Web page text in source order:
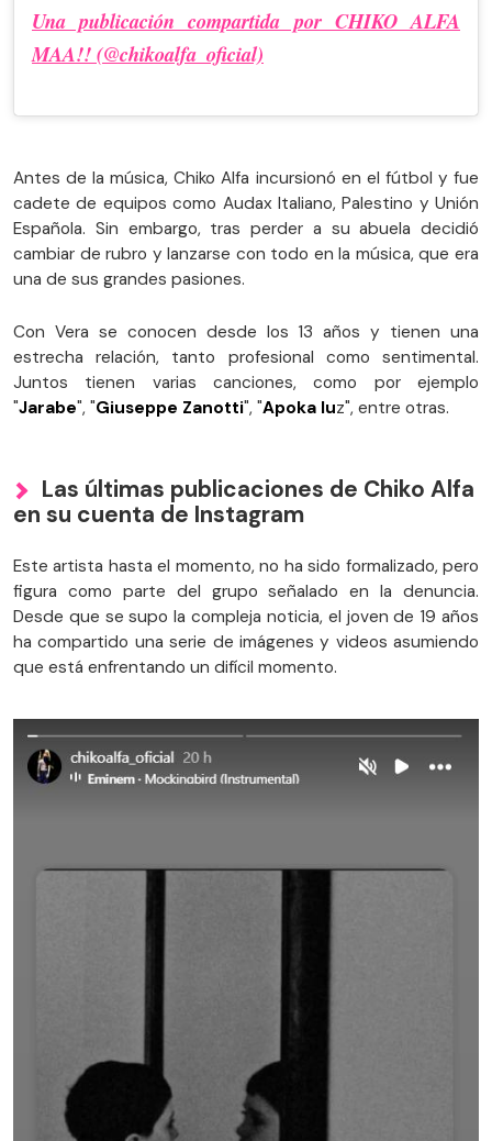
Una publicación compartida por CHIKO ALFA
MAA!! (@chikoalfa_oficial)
Antes de la música, Chiko Alfa incursionó en el fútbol y fue
cadete de equipos como Audax Italiano, Palestino y Unión
Española. Sin embargo, tras perder a su abuela decidió
cambiar de rubro y lanzarse con todo en la música, que era
una de sus grandes pasiones.
Con Vera se conocen desde los 13 años y tienen una
estrecha relación, tanto profesional como sentimental.
Juntos tienen varias canciones, como por ejemplo
"Jarabe", "Giuseppe Zanotti", "Apoka luz", entre otras.
Las últimas publicaciones de Chiko Alfa
en su cuenta de Instagram
Este artista hasta el momento, no ha sido formalizado, pero
figura como parte del grupo señalado en la denuncia.
Desde que se supo la compleja noticia, el joven de 19 años
ha compartido una serie de imágenes y videos asumiendo
que está enfrentando un difícil momento.